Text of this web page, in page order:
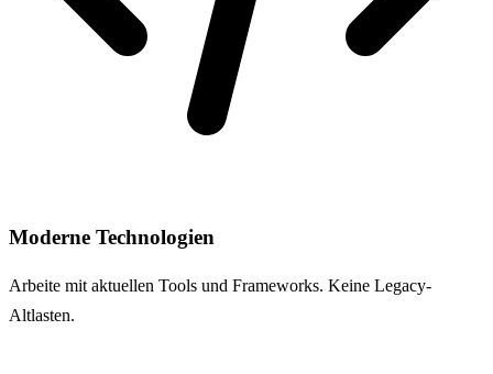
Moderne Technologien
Arbeite mit aktuellen Tools und Frameworks. Keine Legacy-
Altlasten.